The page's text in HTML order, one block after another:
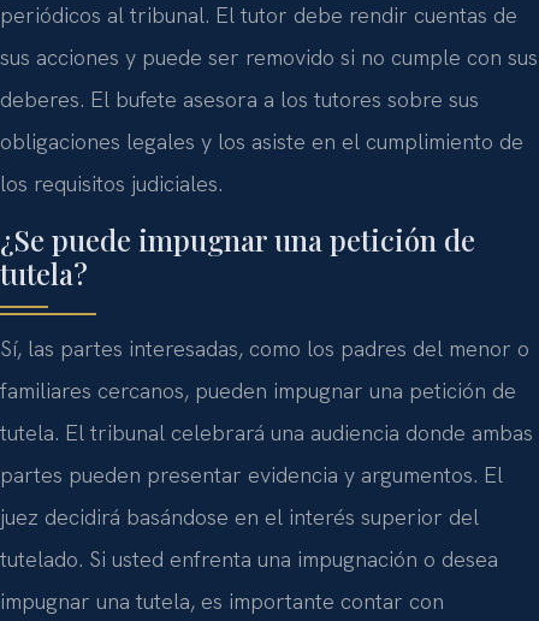
periódicos al tribunal. El tutor debe rendir cuentas de
sus acciones y puede ser removido si no cumple con sus
deberes. El bufete asesora a los tutores sobre sus
obligaciones legales y los asiste en el cumplimiento de
los requisitos judiciales.
¿Se puede impugnar una petición de
tutela?
Sí, las partes interesadas, como los padres del menor o
familiares cercanos, pueden impugnar una petición de
tutela. El tribunal celebrará una audiencia donde ambas
partes pueden presentar evidencia y argumentos. El
juez decidirá basándose en el interés superior del
tutelado. Si usted enfrenta una impugnación o desea
impugnar una tutela, es importante contar con